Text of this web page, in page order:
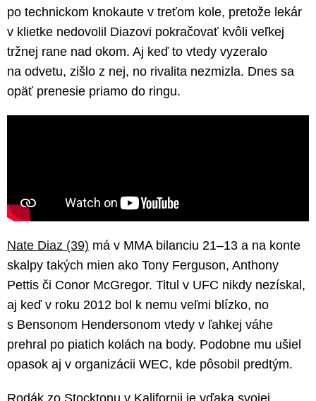
po technickom knokaute v treťom kole, pretože lekár
v klietke nedovolil Diazovi pokračovať kvôli veľkej
tržnej rane nad okom. Aj keď to vtedy vyzeralo
na odvetu, zišlo z nej, no rivalita nezmizla. Dnes sa
opäť prenesie priamo do ringu.
Nate Diaz (39) má v MMA bilanciu 21–13 a na konte
skalpy takých mien ako Tony Ferguson, Anthony
Pettis či Conor McGregor. Titul v UFC nikdy nezískal,
aj keď v roku 2012 bol k nemu veľmi blízko, no
s Bensonom Hendersonom vtedy v ľahkej váhe
prehral po piatich kolách na body. Podobne mu ušiel
opasok aj v organizácii WEC, kde pôsobil predtým.
Rodák zo Stocktonu v Kalifornii je vďaka svojej